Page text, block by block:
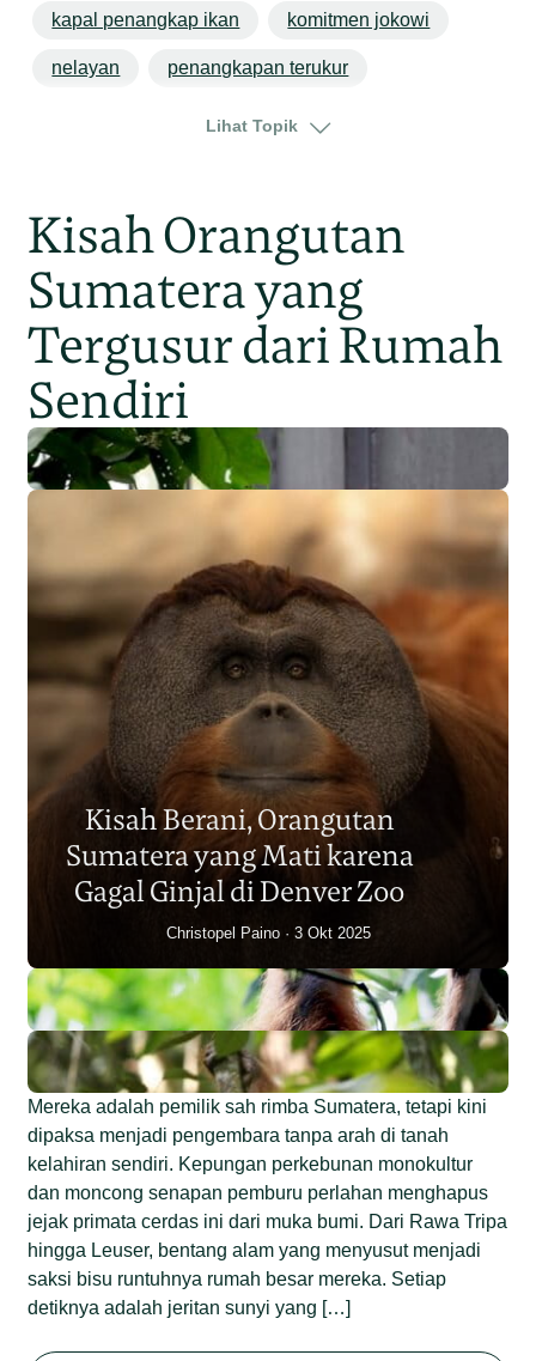
kapal penangkap ikan komitmen jokowi
nelayan penangkapan terukur
perikanan berkelanjutan
laut natuna
Lihat Topik
Kisah Orangutan
Sumatera yang
Tergusur dari Rumah
Sendiri
Populasi Orangutan
Sumatera Berkurang 2.700
Individu dalam Satu Dekade?
Junaidi Hanafiah 14 Jul 2026
Kisah Berani, Orangutan
Sumatera yang Mati karena
Gagal Ginjal di Denver Zoo
Christopel Paino 3 Okt 2025
Mereka adalah pemilik sah rimba Sumatera, tetapi kini
dipaksa menjadi pengembara tanpa arah di tanah
kelahiran sendiri. Kepungan perkebunan monokultur
dan moncong senapan pemburu perlahan menghapus
jejak primata cerdas ini dari muka bumi. Dari Rawa Tripa
hingga Leuser, bentang alam yang menyusut menjadi
saksi bisu runtuhnya rumah besar mereka. Setiap
detiknya adalah jeritan sunyi yang […]